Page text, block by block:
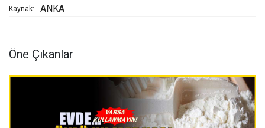
Kaynak: ANKA
Öne Çıkanlar